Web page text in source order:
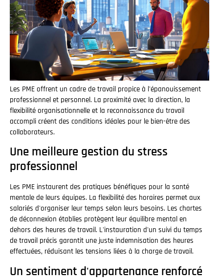
Les PME offrent un cadre de travail propice à l'épanouissement
professionnel et personnel. La proximité avec la direction, la
flexibilité organisationnelle et la reconnaissance du travail
accompli créent des conditions idéales pour le bien-être des
collaborateurs.
Une meilleure gestion du stress
professionnel
Les PME instaurent des pratiques bénéfiques pour la santé
mentale de leurs équipes. La flexibilité des horaires permet aux
salariés d'organiser leur temps selon leurs besoins. Les chartes
de déconnexion établies protègent leur équilibre mental en
dehors des heures de travail. L'instauration d'un suivi du temps
de travail précis garantit une juste indemnisation des heures
effectuées, réduisant les tensions liées à la charge de travail.
Un sentiment d'appartenance renforcé